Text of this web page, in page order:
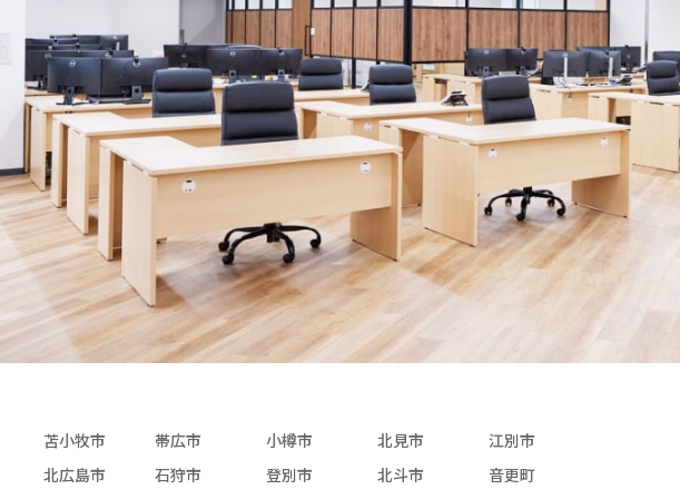
苫小牧市 帯広市 小樽市 北見市
江別市
北広島市 石狩市 登別市 北斗市 音更町